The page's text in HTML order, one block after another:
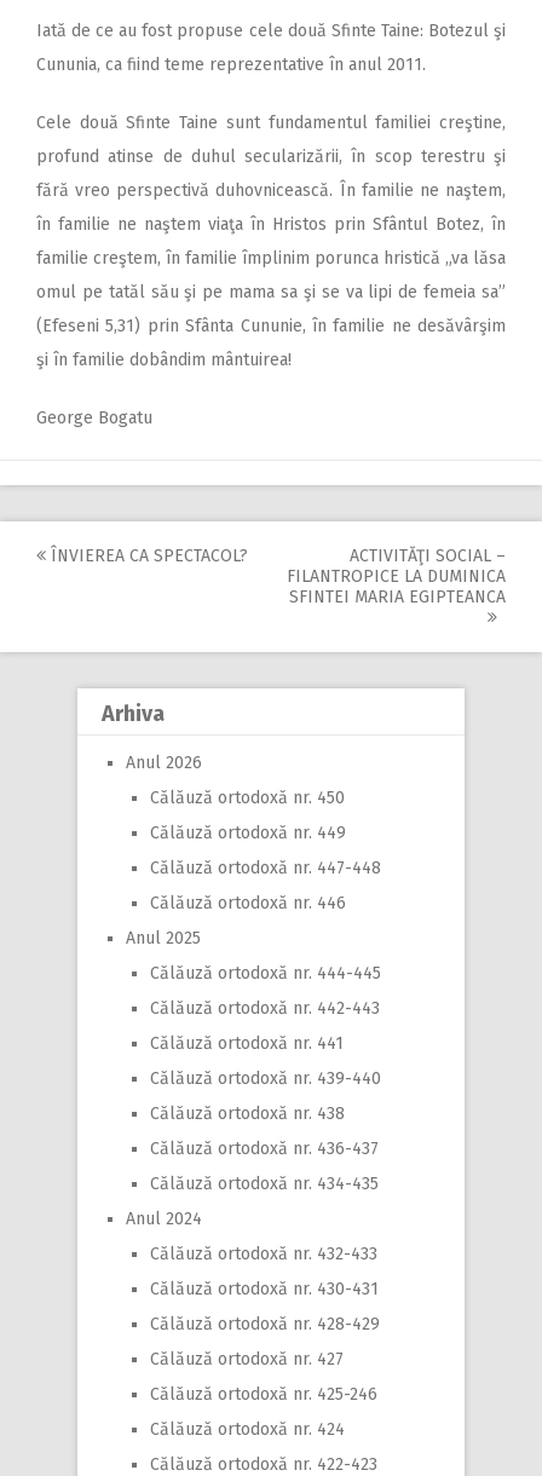
Iată de ce au fost propuse cele două Sfinte Taine: Botezul şi
Cununia, ca fiind teme reprezentative în anul 2011.
Cele două Sfinte Taine sunt fundamentul familiei creştine,
profund atinse de duhul secularizării, în scop terestru şi
fără vreo perspectivă duhovnicească. În familie ne naştem,
în familie ne naştem viaţa în Hristos prin Sfântul Botez, în
familie creştem, în familie împlinim porunca hristică „va lăsa
omul pe tatăl său şi pe mama sa şi se va lipi de femeia sa”
(Efeseni 5,31) prin Sfânta Cununie, în familie ne desăvârşim
şi în familie dobândim mântuirea!
George Bogatu
ÎNVIEREA CA SPECTACOL?
ACTIVITĂŢI SOCIAL –
FILANTROPICE LA DUMINICA
SFINTEI MARIA EGIPTEANCA
Arhiva
Anul 2026
Călăuză ortodoxă nr. 450
Călăuză ortodoxă nr. 449
Călăuză ortodoxă nr. 447-448
Călăuză ortodoxă nr. 446
Anul 2025
Călăuză ortodoxă nr. 444-445
Călăuză ortodoxă nr. 442-443
Călăuză ortodoxă nr. 441
Călăuză ortodoxă nr. 439-440
Călăuză ortodoxă nr. 438
Călăuză ortodoxă nr. 436-437
Călăuză ortodoxă nr. 434-435
Anul 2024
Călăuză ortodoxă nr. 432-433
Călăuză ortodoxă nr. 430-431
Călăuză ortodoxă nr. 428-429
Călăuză ortodoxă nr. 427
Călăuză ortodoxă nr. 425-246
Călăuză ortodoxă nr. 424
Călăuză ortodoxă nr. 422-423